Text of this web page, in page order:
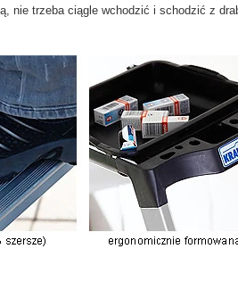
nie trzeba ciągle wchodzić i schodzić z